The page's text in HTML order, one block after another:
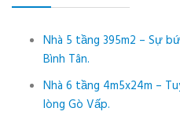
Nhà 5 tầng 395m2 – Sự
Bình Tân.
Nhà 6 tầng 4m5x24m –
lòng Gò Vấp.